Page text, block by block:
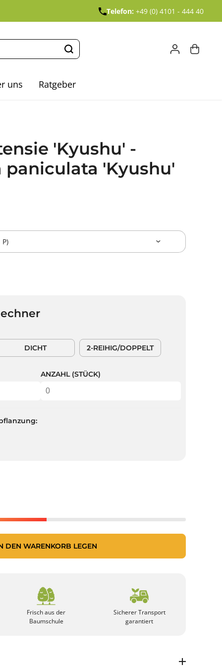
Telefon: +49 (0) 4101 - 444 40
uns Ratgeber
'Kyushu' -
paniculata 'Kyushu'
DICHT 2-REIHIG/DOPPELT
ANZAHL (STÜCK)
DEN WARENKORB LEGEN
Frisch aus der
Baumschule
Sicherer Transport
garantiert